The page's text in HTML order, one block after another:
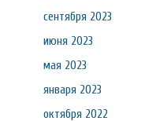
сентября 2023
июня 2023
мая 2023
января 2023
октября 2022